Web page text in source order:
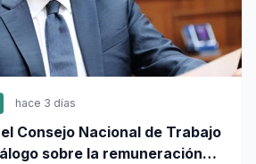
hace 3 días
Consejo Nacional de Trabajo
sobre la remuneración